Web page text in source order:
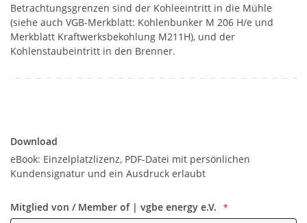
Betrachtungsgrenzen sind der Kohleeintritt in die Mühle
(siehe auch VGB-Merkblatt: Kohlenbunker M 206 H/e und
Merkblatt Kraftwerksbekohlung M211H), und der
Kohlenstaubeintritt in den Brenner.
Download
eBook: Einzelplatzlizenz, PDF-Datei mit persönlichen
Kundensignatur und ein Ausdruck erlaubt
Mitglied von / Member of | vgbe energy e.V.